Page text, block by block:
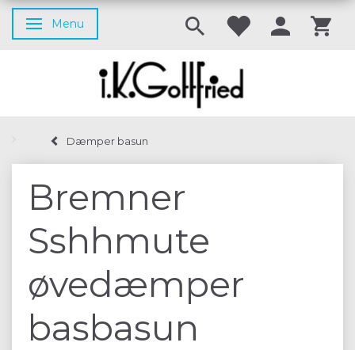
Skifte navigation
Menu
Dæmper basun
Bremner
Sshhmute
øvedæmper
basbasun